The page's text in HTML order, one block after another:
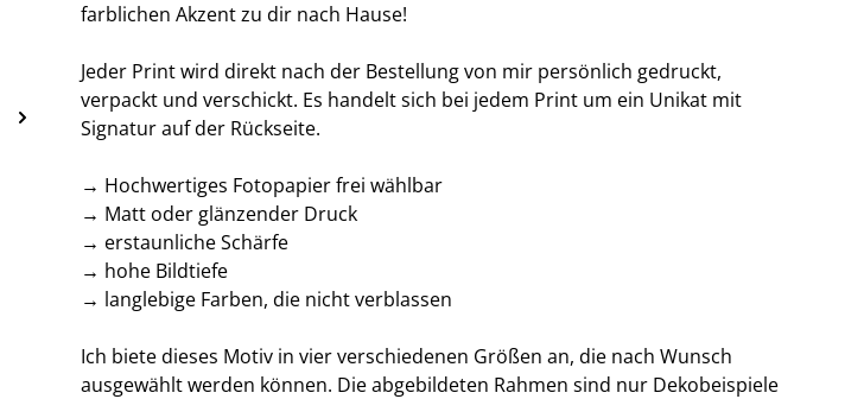
farblichen Akzent zu dir nach Hause!
Jeder Print wird direkt nach der Bestellung von mir persönlich gedruckt,
verpackt und verschickt. Es handelt sich bei jedem Print um ein Unikat mit
Signatur auf der Rückseite.
→ Hochwertiges Fotopapier frei wählbar
→ Matt oder glänzender Druck
→ erstaunliche Schärfe
→ hohe Bildtiefe
→ langlebige Farben, die nicht verblassen
Ich biete dieses Motiv in vier verschiedenen Größen an, die nach Wunsch
ausgewählt werden können. Die abgebildeten Rahmen sind nur Dekobeispiele